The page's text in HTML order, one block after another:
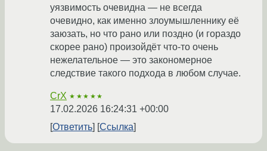
уязвимость очевидна — не всегда
очевидно, как именно злоумышленнику её
заюзать, но что рано или поздно (и гораздо
скорее рано) произойдёт что-то очень
нежелательное — это закономерное
следствие такого подхода в любом случае.
CrX ★★★★★
17.02.2026 16:24:31 +00:00
Ответить
Ссылка